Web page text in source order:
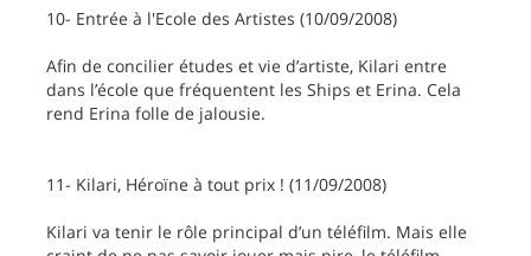
10- Entrée à l'Ecole des Artistes (10/09/2008)
Afin de concilier études et vie d’artiste, Kilari entre
dans l’école que fréquentent les Ships et Erina. Cela
rend Erina folle de jalousie.
11- Kilari, Héroïne à tout prix ! (11/09/2008)
Kilari va tenir le rôle principal d’un téléfilm. Mais elle